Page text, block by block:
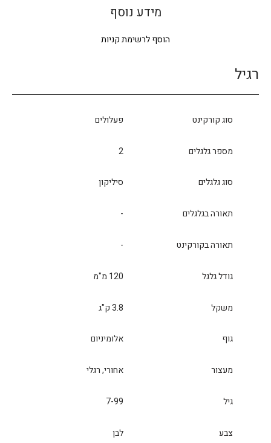
מידע נוסף
הוסף לרשימת קניות
רגיל
סוג קורקינט פעלולים
מספר גלגלים 2
סוג גלגלים סיליקון
תאורה בגלגלים -
תאורה בקורקינט -
גודל גלגל 120 מ"מ
משקל 3.8 ק"ג
גוף אלומיניום
מעצור אחורי, רגלי
גיל 7-99
צבע לבן